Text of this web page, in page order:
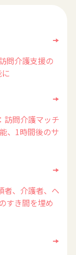
問介護支援の
訪問介護マッチ
、1時間後のサ
者、介護者、ヘ
すき間を埋め